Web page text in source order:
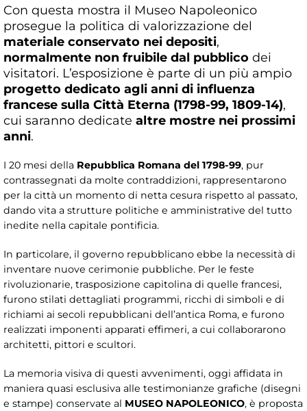
Con questa mostra il Museo Napoleonico
prosegue la politica di valorizzazione del
materiale conservato nei depositi,
normalmente non fruibile dal pubblico dei
visitatori. L’esposizione è parte di un più ampio
progetto dedicato agli anni di influenza
francese sulla Città Eterna (1798-99, 1809-14),
cui saranno dedicate altre mostre nei prossimi
anni.
I 20 mesi della Repubblica Romana del 1798-99, pur
contrassegnati da molte contraddizioni, rappresentarono
per la città un momento di netta cesura rispetto al passato,
dando vita a strutture politiche e amministrative del tutto
inedite nella capitale pontificia.
In particolare, il governo repubblicano ebbe la necessità di
inventare nuove cerimonie pubbliche. Per le feste
rivoluzionarie, trasposizione capitolina di quelle francesi,
furono stilati dettagliati programmi, ricchi di simboli e di
richiami ai secoli repubblicani dell’antica Roma, e furono
realizzati imponenti apparati effimeri, a cui collaborarono
architetti, pittori e scultori.
La memoria visiva di questi avvenimenti, oggi affidata in
maniera quasi esclusiva alle testimonianze grafiche (disegni
e stampe) conservate al MUSEO NAPOLEONICO, è proposta